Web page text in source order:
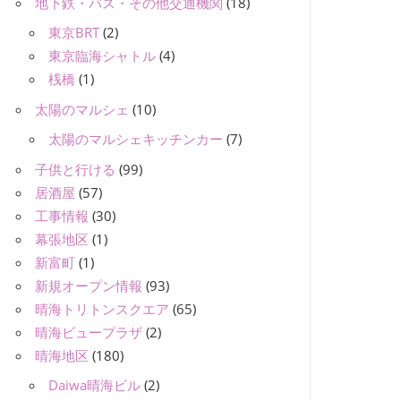
東京BRT (2)
東京臨海シャトル (4)
桟橋 (1)
太陽のマルシェ (10)
太陽のマルシェキッチンカー (7)
子供と行ける (99)
居酒屋 (57)
工事情報 (30)
幕張地区 (1)
新富町 (1)
新規オープン情報 (93)
晴海トリトンスクエア (65)
晴海ビュープラザ (2)
晴海地区 (180)
Daiwa晴海ビル (2)